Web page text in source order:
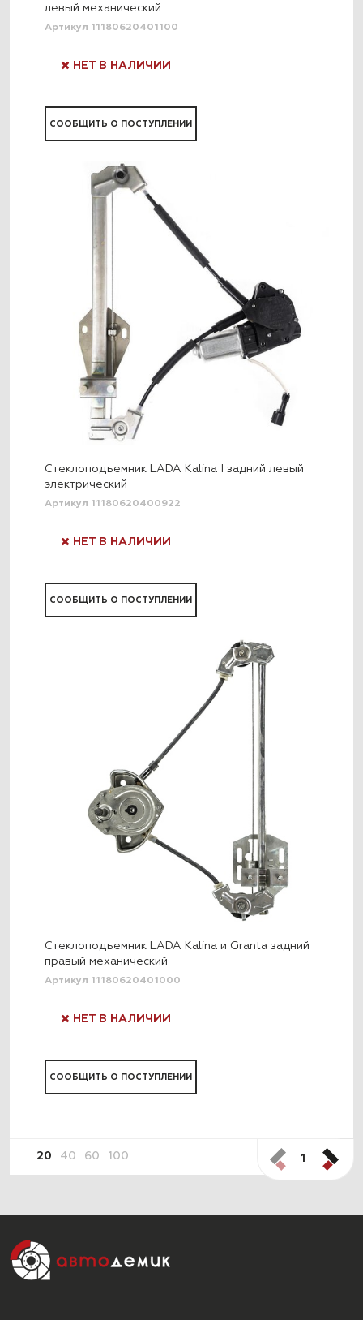
левый механический
Артикул 11180620401100
НЕТ В НАЛИЧИИ
СООБЩИТЬ О ПОСТУПЛЕНИИ
Стеклоподъемник LADA Kalina I задний левый
электрический
Артикул 11180620400922
НЕТ В НАЛИЧИИ
СООБЩИТЬ О ПОСТУПЛЕНИИ
Стеклоподъемник LADA Kalina и Granta задний
правый механический
Артикул 11180620401000
НЕТ В НАЛИЧИИ
СООБЩИТЬ О ПОСТУПЛЕНИИ
20 40 60 100 1